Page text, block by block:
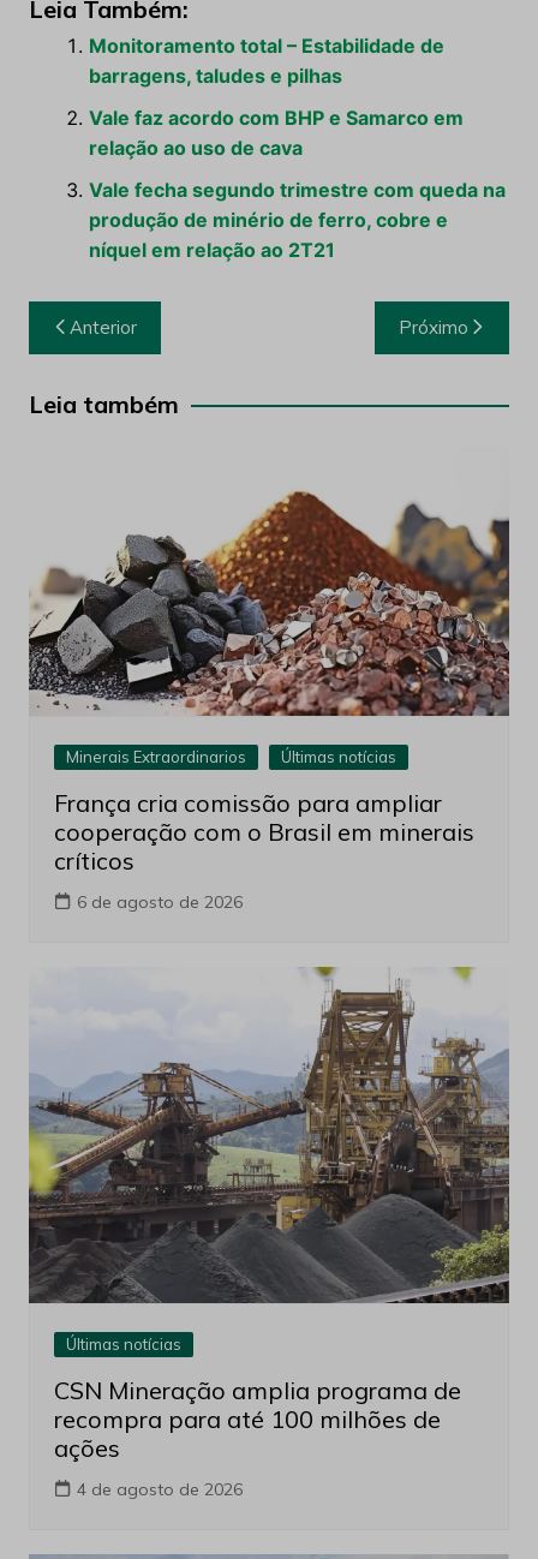
Vale fecha segundo trimestre com queda na
níquel em relação ao 2T21
Navegação
Anterior Próximo
Minerais Extraordinarios Últimas notícias
França cria comissão para ampliar
cooperação com o Brasil em minerais
críticos
Últimas notícias
CSN Mineração amplia programa de
recompra para até 100 milhões de
ações